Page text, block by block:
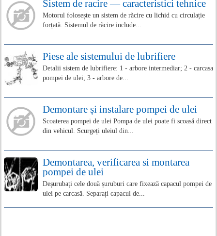
Sistem de racire — caracteristici tehnice
Motorul folosește un sistem de răcire cu lichid cu circulație
forțată. Sistemul de răcire include...
Piese ale sistemului de lubrifiere
Detalii sistem de lubrifiere: 1 - arbore intermediar; 2 - carcasa
pompei de ulei; 3 - arbore de...
Demontare și instalare pompei de ulei
Scoaterea pompei de ulei Pompa de ulei poate fi scoasă direct
din vehicul. Scurgeți uleiul din...
Demontarea, verificarea si montarea
pompei de ulei
Deșurubați cele două șuruburi care fixează capacul pompei de
ulei pe carcasă. Separați capacul de...